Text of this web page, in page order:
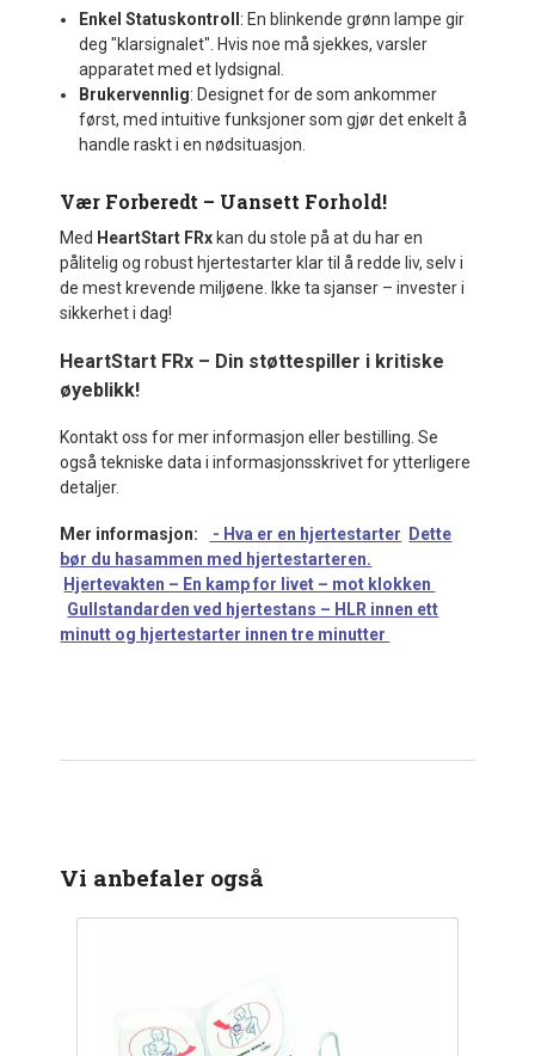
Enkel Statuskontroll : En blinkende grønn lampe gir
deg "klarsignalet". Hvis noe må sjekkes, varsler
apparatet med et lydsignal.
Brukervennlig: Designet for de som ankommer
først, med intuitive funksjoner som gjør det enkelt å
handle raskt i en nødsituasjon.
Vær Forberedt – Uansett Forhold!
Med HeartStart FRx kan du stole på at du har en
pålitelig og robust hjertestarter klar til å redde liv, selv i
de mest krevende miljøene. Ikke ta sjanser – invester i
sikkerhet i dag!
HeartStart FRx – Din støttespiller i kritiske
øyeblikk!
Kontakt oss for mer informasjon eller bestilling. Se
også tekniske data i informasjonsskrivet for ytterligere
detaljer.
Mer informasjon: - Hva er en hjertestarter
Dette
bør du hasammen med hjertestarteren.
Hjertevakten – En kamp for livet – mot klokken
Gullstandarden ved hjertestans – HLR innen ett
minutt og hjertestarter innen tre minutter
Vi anbefaler også